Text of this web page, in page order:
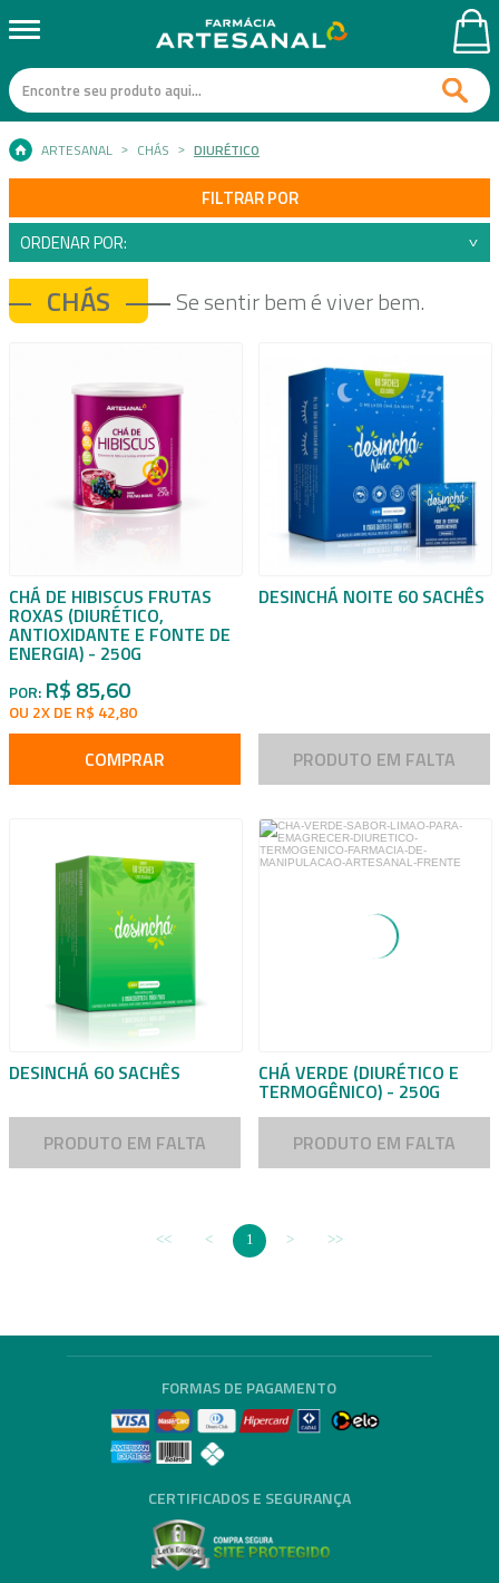
ARTESANAL CHÁS DIURÉTICO
FILTRAR POR
ORDENAR POR:
CHÁS Se sentir bem é viver bem.
CHÁ DE HIBISCUS FRUTAS
ROXAS (DIURÉTICO,
ANTIOXIDANTE E FONTE DE
ENERGIA) - 250G
POR: R$ 85,60
OU 2X DE R$ 42,80
COMPRAR
DESINCHÁ NOITE 60 SACHÊS
PRODUTO EM FALTA
DESINCHÁ 60 SACHÊS
PRODUTO EM FALTA
CHÁ VERDE (DIURÉTICO E
TERMOGÊNICO) - 250G
PRODUTO EM FALTA
1
FORMAS DE PAGAMENTO
CERTIFICADOS E SEGURANÇA